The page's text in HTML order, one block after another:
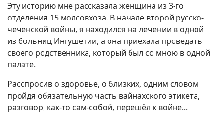
Эту историю мне рассказала женщина из 3-го
отделения 15 молсовхоза. В начале второй русско-
чеченской войны, я находился на лечении в одной
из больниц Ингушетии, а она приехала проведать
своего родственника, который был со мною в одной
палате.
Расспросив о здоровье, о близких, одним словом
пройдя обязательную часть вайнахского этикета,
разговор, как-то сам-собой, перешёл к войне...